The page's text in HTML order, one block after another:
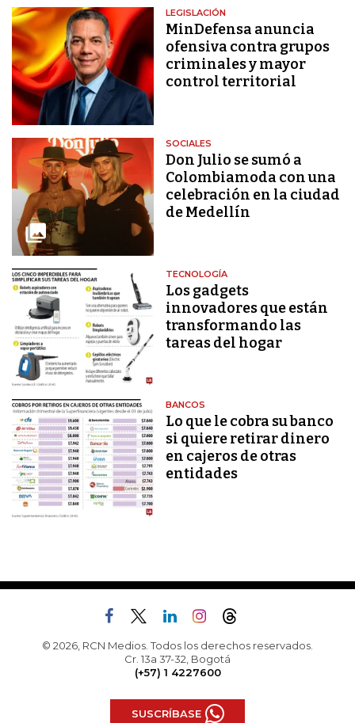
LEGISLACIÓN
MinDefensa anuncia
ofensiva contra grupos
criminales y mayor
control territorial
SOCIALES
Don Julio se sumó a
Colombiamoda con una
celebración en la ciudad
de Medellín
TECNOLOGÍA
Los gadgets
innovadores que están
transformando las
tareas del hogar
BANCOS
Lo que le cobra su banco
si quiere retirar dinero
en cajeros de otras
entidades
© 2026, RCN Medios. Todos los derechos reservados.
Cr. 13a 37-32, Bogotá
(+57) 1 4227600
SUSCRÍBASE